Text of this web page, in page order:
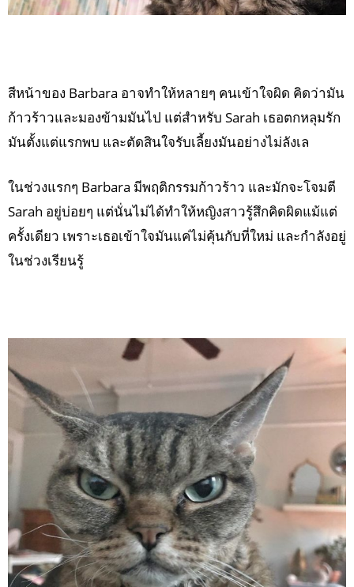
สีหน้าของ Barbara อาจทำให้หลายๆ คนเข้าใจผิด คิดว่ามัน
ก้าวร้าวและมองข้ามมันไป แต่สำหรับ Sarah เธอตกหลุมรัก
มันตั้งแต่แรกพบ และตัดสินใจรับเลี้ยงมันอย่างไม่ลังเล
ในช่วงแรกๆ Barbara มีพฤติกรรมก้าวร้าว และมักจะโจมตี
Sarah อยู่บ่อยๆ แต่นั่นไม่ได้ทำให้หญิงสาวรู้สึกคิดผิดแม้แต่
ครั้งเดียว เพราะเธอเข้าใจมันแค่ไม่คุ้นกับที่ใหม่ และกำลังอยู่
ในช่วงเรียนรู้